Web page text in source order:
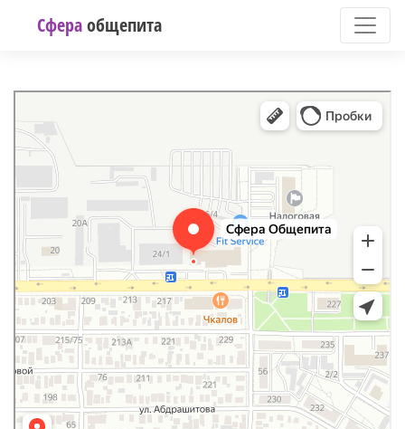
Сфераобщепита
Ремонт промышленных холодильников в Оренбурге